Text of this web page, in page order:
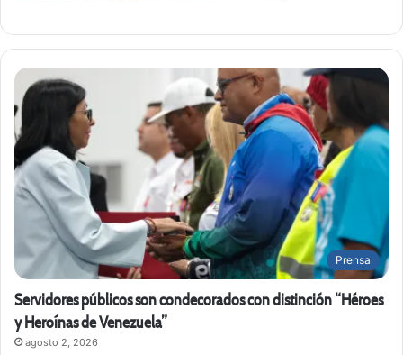
Prensa
Servidores públicos son condecorados con distinción “Héroes
y Heroínas de Venezuela”
agosto 2, 2026